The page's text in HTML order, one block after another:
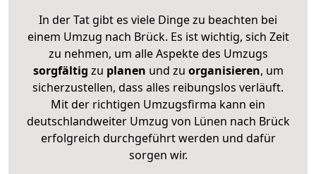
In der Tat gibt es viele Dinge zu beachten bei
einem Umzug nach Brück. Es ist wichtig, sich Zeit
zu nehmen, um alle Aspekte des Umzugs
sorgfältig zu planen und zu organisieren, um
sicherzustellen, dass alles reibungslos verläuft.
Mit der richtigen Umzugsfirma kann ein
deutschlandweiter Umzug von Lünen nach Brück
erfolgreich durchgeführt werden und dafür
sorgen wir.